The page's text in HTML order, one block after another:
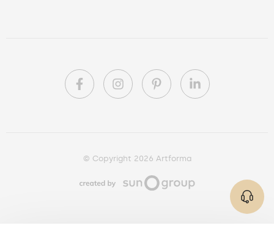
© Copyright 2026 Artforma